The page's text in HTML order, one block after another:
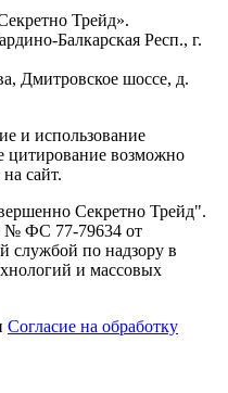
Трейд».
Балкарская Респ., г.
Дмитровское шоссе, д.
и использование
цитирование возможно
сайт.
Секретно Трейд".
№ ФС 77-79634 от
службой по надзору в
и массовых
Согласие на обработку